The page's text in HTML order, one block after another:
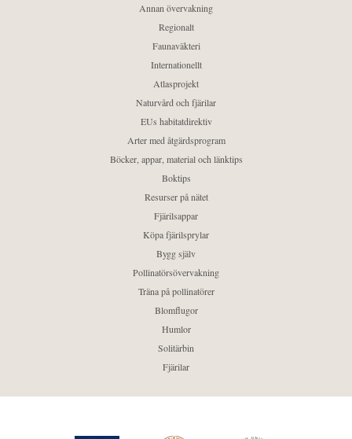
Annan övervakning
Regionalt
Faunaväkteri
Internationellt
Atlasprojekt
Naturvård och fjärilar
EUs habitatdirektiv
Arter med åtgärdsprogram
Böcker, appar, material och länktips
Boktips
Resurser på nätet
Fjärilsappar
Köpa fjärilsprylar
Bygg själv
Pollinatörsövervakning
Träna på pollinatörer
Blomflugor
Humlor
Solitärbin
Fjärilar